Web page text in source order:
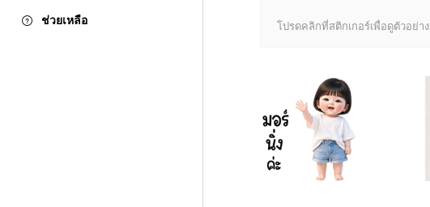
ช่วยเหลือ โปรดคลิกที่สติกเกอร์เพื่อดูตัวอย่าง